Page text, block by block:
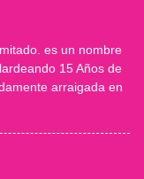
es un nombre
15 Años de
arraigada en